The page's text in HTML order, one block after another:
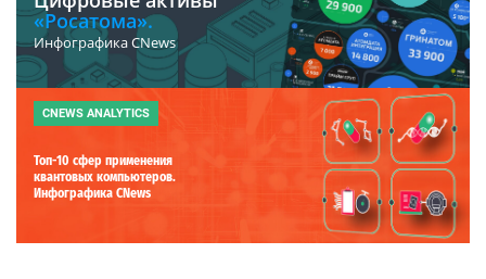
«Росатома».
Инфографика CNews
CNEWS ANALYTICS
Топ-10 сфер применения
квантовых компьютеров.
Инфографика CNews